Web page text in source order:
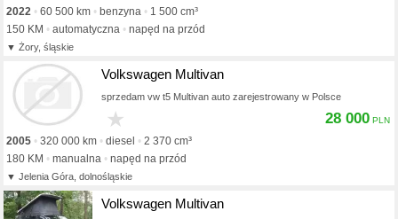
2022 60 500 km benzyna
1 500 cm³
150 KM
automatyczna napęd na przód
Żory, śląskie
Volkswagen Multivan
sprzedam vw t5 Multivan auto zarejestrowany w Polsce
2005 320 000 km diesel
2 370 cm³
180 KM
manualna napęd na przód
Jelenia Góra, dolnośląskie
28 000
Volkswagen Multivan